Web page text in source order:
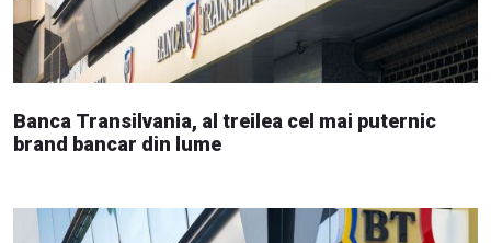
Banca Transilvania, al treilea cel mai puternic
brand bancar din lume